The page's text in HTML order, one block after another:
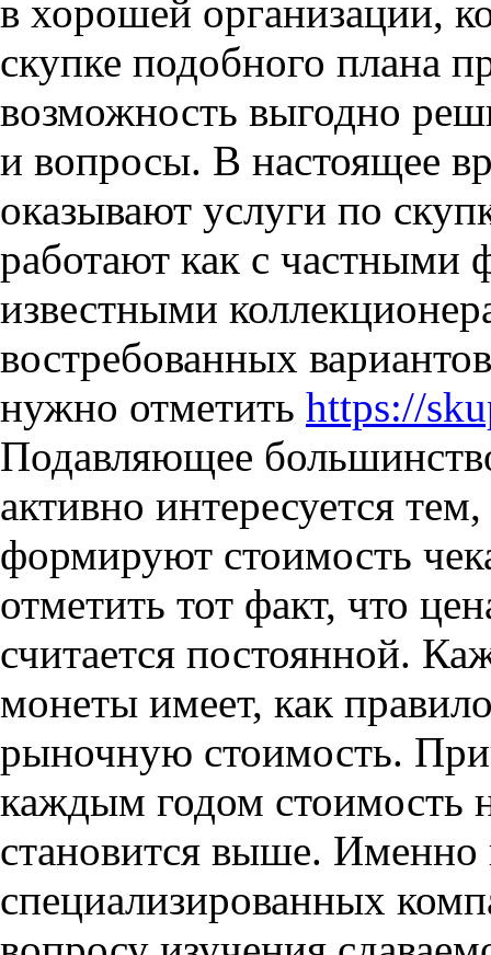
в хорошей организации,
скупке подобного плана
возможность выгодно
и вопросы. В настоящее
оказывают услуги по
работают как с частными
известными
востребованных
нужно отметить https://
Подавляющее
активно интересуется
формируют стоимость
отметить тот факт, что
считается постоянной.
монеты имеет, как
рыночную стоимость.
каждым годом стоимость
становится выше. Именно
специализированных